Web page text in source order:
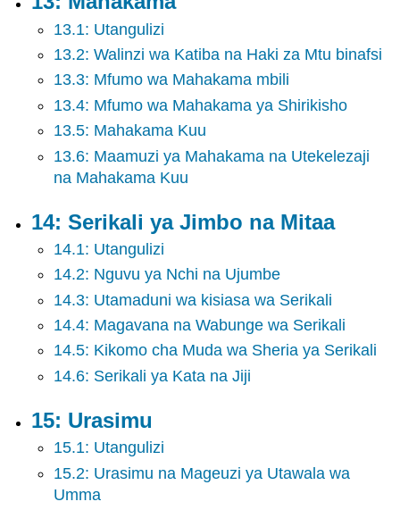
13.1: Utangulizi
13.2: Walinzi wa Katiba na Haki za Mtu binafsi
13.3: Mfumo wa Mahakama mbili
13.4: Mfumo wa Mahakama ya Shirikisho
13.5: Mahakama Kuu
13.6: Maamuzi ya Mahakama na Utekelezaji
na Mahakama Kuu
14: Serikali ya Jimbo na Mitaa
14.1: Utangulizi
14.2: Nguvu ya Nchi na Ujumbe
14.3: Utamaduni wa kisiasa wa Serikali
14.4: Magavana na Wabunge wa Serikali
14.5: Kikomo cha Muda wa Sheria ya Serikali
14.6: Serikali ya Kata na Jiji
15: Urasimu
15.1: Utangulizi
15.2: Urasimu na Mageuzi ya Utawala wa
Umma